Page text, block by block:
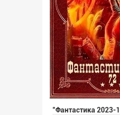
"Фантастика 2023-